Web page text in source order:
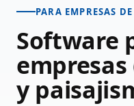
PARA EMPRESAS
Software
y